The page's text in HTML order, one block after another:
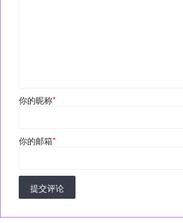
你的昵称*
你的邮箱*
提交评论